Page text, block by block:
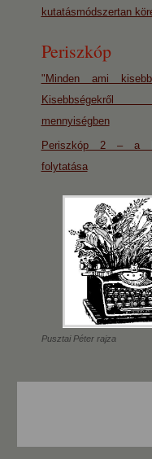
kutatásmódszertan
Periszkóp
"Minden ami
mennyiségben
Periszkóp 2 – a
folytatása
Pusztai Péter rajza